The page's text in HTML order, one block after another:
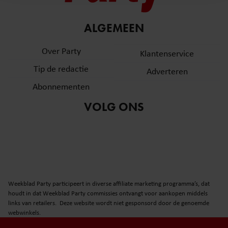
informatie over uw gebruik van onze site met onze
partners voor social media, adverteren en analyse. Deze
informatie die u aan ze heeft verstrekt of die ze hebben
gaat akkoord met onze cookies als u onze website blijft
gebruiken.
ALGEMEEN
Over Party
Tip de redactie
Abonnementen
Klantenservice
Adverteren
VOLG ONS
Weekblad Party participeert in diverse affiliate marketing programma’s, dat
houdt in dat Weekblad Party commissies ontvangt voor aankopen middels
links van retailers. Deze website wordt niet gesponsord door de genoemde
webwinkels.